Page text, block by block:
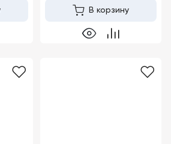
В корзину